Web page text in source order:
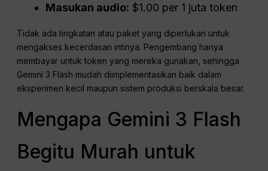
Masukan audio: $1.00 per 1 juta token
Tidak ada tingkatan atau paket yang diperlukan untuk
mengakses kecerdasan intinya. Pengembang hanya
membayar untuk token yang mereka gunakan, sehingga
Gemini 3 Flash mudah diimplementasikan baik dalam
eksperimen kecil maupun sistem produksi berskala besar.
Mengapa Gemini 3 Flash
Begitu Murah untuk